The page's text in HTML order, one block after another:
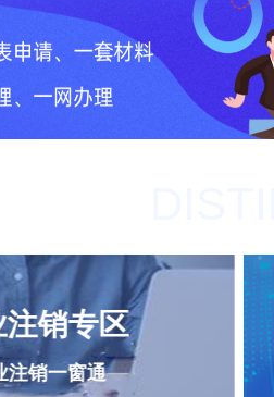
注销专区
注销一窗通